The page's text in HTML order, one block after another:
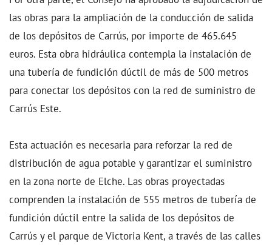
las obras para la ampliación de la conducción de salida
de los depósitos de Carrús, por importe de 465.645
euros. Esta obra hidráulica contempla la instalación de
una tubería de fundición dúctil de más de 500 metros
para conectar los depósitos con la red de suministro de
Carrús Este.
Esta actuación es necesaria para reforzar la red de
distribución de agua potable y garantizar el suministro
en la zona norte de Elche. Las obras proyectadas
comprenden la instalación de 555 metros de tubería de
fundición dúctil entre la salida de los depósitos de
Carrús y el parque de Victoria Kent, a través de las calles